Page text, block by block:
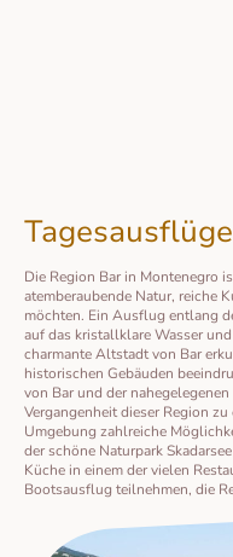
Tagesausflüge
Die Region Bar in Montenegro
atemberaubende Natur, reiche
möchten. Ein Ausflug entlang
auf das kristallklare Wasser
charmante Altstadt von Bar
historischen Gebäuden
von Bar und der
Vergangenheit dieser Region
Umgebung zahlreiche
der schöne Naturpark
Küche in einem der vielen
Bootsausflug teilnehmen, die